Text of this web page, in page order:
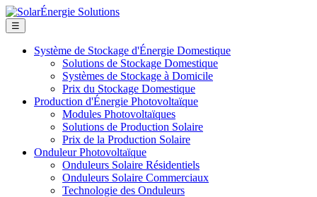
☰
Système de Stockage d'Énergie Domestique
Solutions de Stockage Domestique
Systèmes de Stockage à Domicile
Prix du Stockage Domestique
Production d'Énergie Photovoltaïque
Modules Photovoltaïques
Solutions de Production Solaire
Prix de la Production Solaire
Onduleur Photovoltaïque
Onduleurs Solaire Résidentiels
Onduleurs Solaire Commerciaux
Technologie des Onduleurs